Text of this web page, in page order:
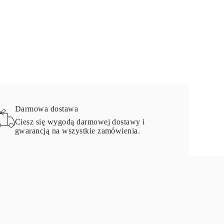
Darmowa dostawa
Ciesz się wygodą darmowej dostawy i
gwarancją na wszystkie zamówienia.